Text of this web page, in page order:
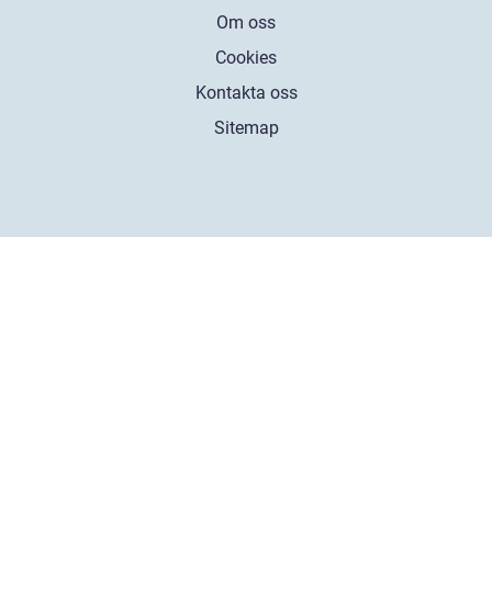
Om oss
Cookies
Kontakta oss
Sitemap